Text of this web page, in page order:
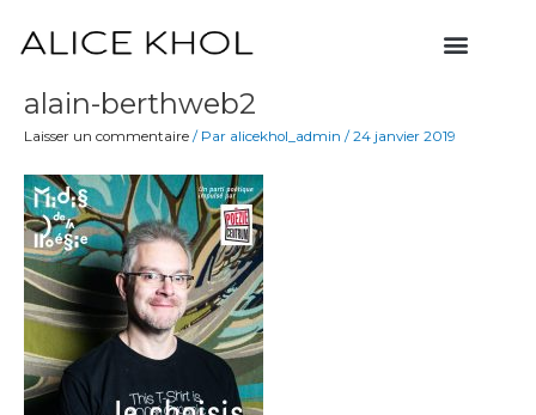
contenu
Menu
alain-berthweb2
Laisser un commentaire / Par alicekhol_admin /24 janvier 2019